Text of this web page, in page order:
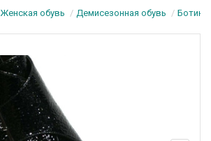
Женская обувь Демисезонная обувь